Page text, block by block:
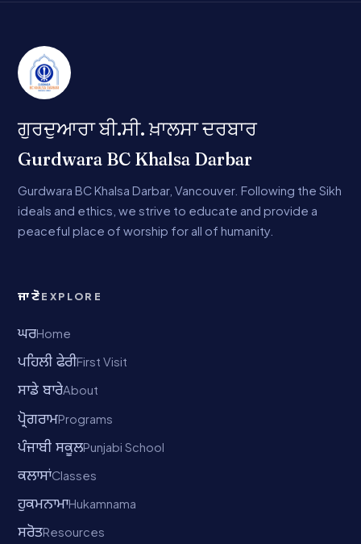
ਗੁਰਦੁਆਰਾ ਬੀ.ਸੀ. ਖ਼ਾਲਸਾ ਦਰਬਾਰ
Gurdwara BC Khalsa Darbar
Gurdwara BC Khalsa Darbar, Vancouver. Following the Sikh
ideals and ethics, we strive to educate and provide a
peaceful place of worship for all of humanity.
ਜਾਣੋEXPLORE
ਘਰHome
ਪਹਿਲੀ ਫੇਰੀFirst Visit
ਸਾਡੇ ਬਾਰੇAbout
ਪ੍ਰੋਗਰਾਮPrograms
ਪੰਜਾਬੀ ਸਕੂਲPunjabi School
ਕਲਾਸਾਂClasses
ਹੁਕਮਨਾਮਾHukamnama
ਸਰੋਤResources